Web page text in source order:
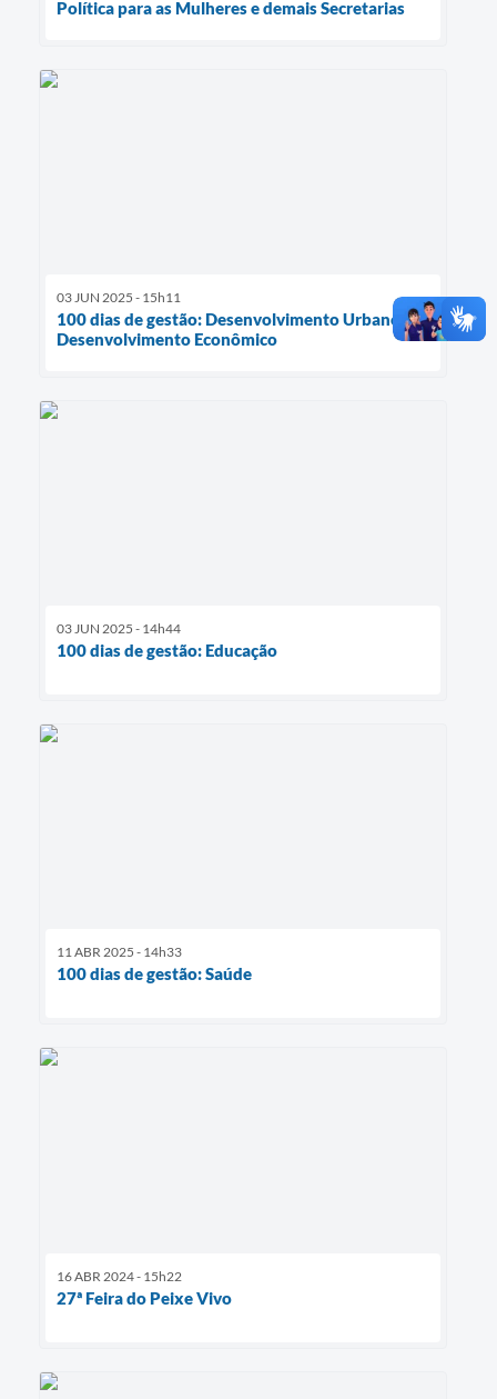
Política para as Mulheres e demais Secretarias
03 JUN 2025 - 15h11
100 dias de gestão: Desenvolvimento Urbano e
Desenvolvimento Econômico
03 JUN 2025 - 14h44
100 dias de gestão: Educação
11 ABR 2025 - 14h33
100 dias de gestão: Saúde
16 ABR 2024 - 15h22
27ª Feira do Peixe Vivo